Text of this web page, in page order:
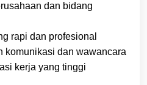
dan bidang
rapi dan profesional
komunikasi dan wawancara
kerja yang tinggi